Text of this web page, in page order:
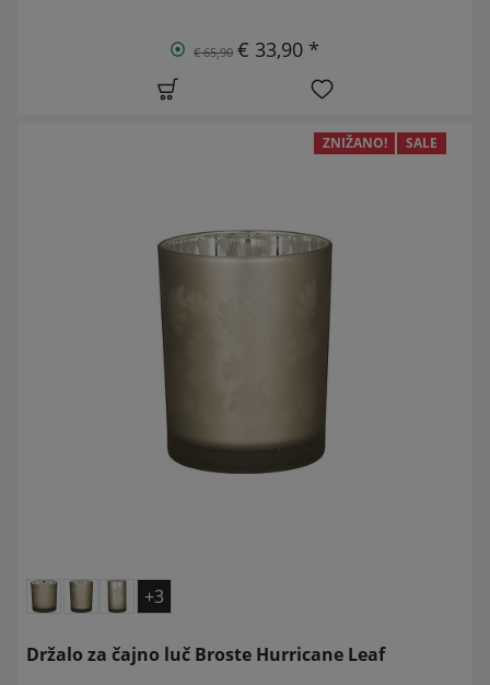
€ 65,90 € 33,90 *
ZNIŽANO! SALE
+3
Držalo za čajno luč Broste Hurricane Leaf